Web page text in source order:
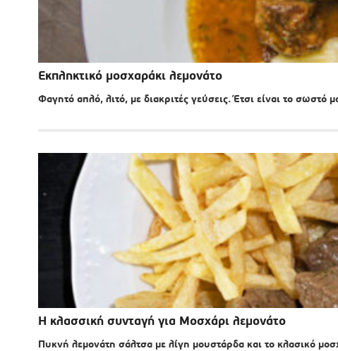
Εκπληκτικό μοσχαράκι λεμονάτο
Φαγητό απλό, λιτό, με διακριτές γεύσεις. Έτσι είναι το
Η κλασσική συνταγή για Μοσχάρι λεμονάτο
Πυκνή λεμονάτη σάλτσα με λίγη μουστάρδα και το κλασικό